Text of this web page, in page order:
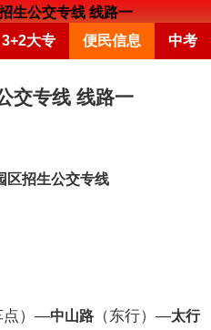
生公交专线 线路一
3+2大专 便民信息 中考
交专线 线路一
区招生公交专线
点）—中山路 （东行）—太行